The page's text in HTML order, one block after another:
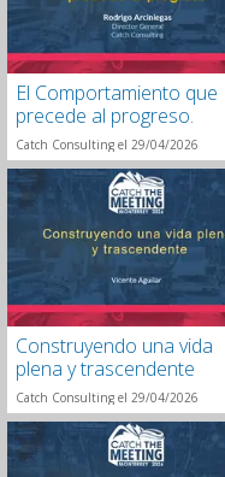
Catch Consulting el 29/04/2026
El Comportamiento que
precede al progreso.
Catch Consulting el 29/04/2026
Construyendo una vida
plena y trascendente